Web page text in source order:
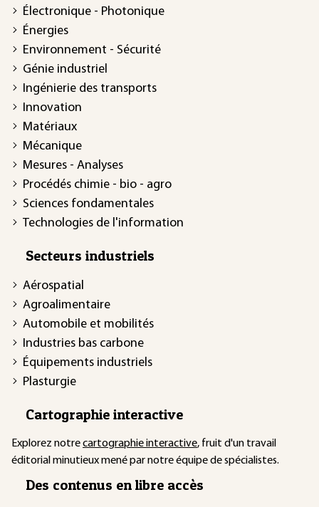
Électronique - Photonique
Énergies
Environnement - Sécurité
Génie industriel
Ingénierie des transports
Innovation
Matériaux
Mécanique
Mesures - Analyses
Procédés chimie - bio - agro
Sciences fondamentales
Technologies de l'information
Secteurs industriels
Aérospatial
Agroalimentaire
Automobile et mobilités
Industries bas carbone
Équipements industriels
Plasturgie
Cartographie interactive
Explorez notrecartographie interactive, fruit d'un travail
éditorial minutieux mené par notre équipe de spécialistes.
Des contenus en libre accès